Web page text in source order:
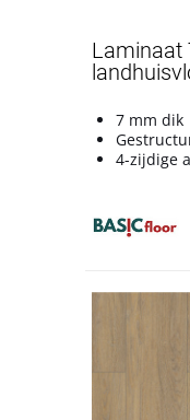
Laminaat
7 mm dik
4-zijdige